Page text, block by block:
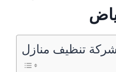
تنظيف منازل